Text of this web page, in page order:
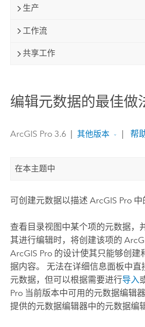
生产
工作流
共享工作
编辑元数据的最佳做
ArcGIS Pro 3.6 其他版本 帮
在本主题中
可创建元数据以描述 ArcGIS Pro中
查看目录视图中某个项的元数据，
其进行编辑时，将创建该项的
ArcGIS Pro的设计使其只能够创建
据内容。 无法在详细信息面板中直
元数据，但可以根据需要进行导入
Pro当前版本中可用的元数据编辑
提供的元数据编辑器中的元数据编